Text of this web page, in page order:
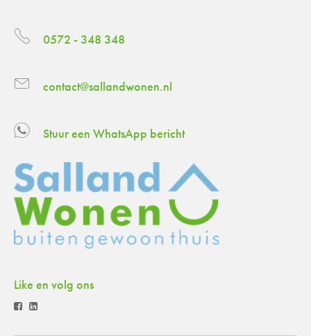
0572 - 348 348
contact@sallandwonen.nl
Stuur een WhatsApp bericht
Like en volg ons